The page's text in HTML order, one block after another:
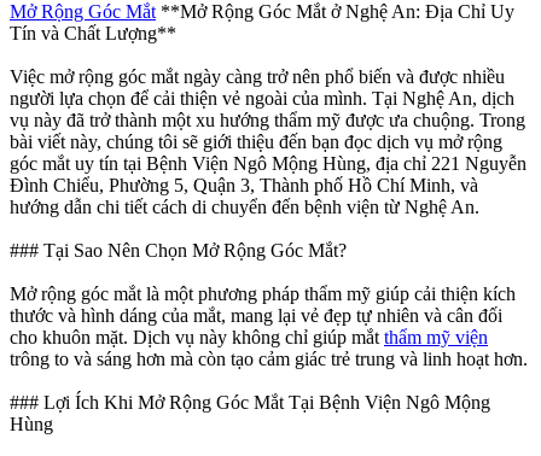
Mở Rộng Góc Mắt **Mở Rộng Góc Mắt ở Nghệ An: Địa Chỉ Uy
Tín và Chất Lượng**
Việc mở rộng góc mắt ngày càng trở nên phổ biến và được nhiều
người lựa chọn để cải thiện vẻ ngoài của mình. Tại Nghệ An, dịch
vụ này đã trở thành một xu hướng thẩm mỹ được ưa chuộng. Trong
bài viết này, chúng tôi sẽ giới thiệu đến bạn đọc dịch vụ mở rộng
góc mắt uy tín tại Bệnh Viện Ngô Mộng Hùng, địa chỉ 221 Nguyễn
Đình Chiểu, Phường 5, Quận 3, Thành phố Hồ Chí Minh, và
hướng dẫn chi tiết cách di chuyển đến bệnh viện từ Nghệ An.
### Tại Sao Nên Chọn Mở Rộng Góc Mắt?
Mở rộng góc mắt là một phương pháp thẩm mỹ giúp cải thiện kích
thước và hình dáng của mắt, mang lại vẻ đẹp tự nhiên và cân đối
cho khuôn mặt. Dịch vụ này không chỉ giúp mắt thẩm mỹ viện
trông to và sáng hơn mà còn tạo cảm giác trẻ trung và linh hoạt hơn.
### Lợi Ích Khi Mở Rộng Góc Mắt Tại Bệnh Viện Ngô Mộng
Hùng